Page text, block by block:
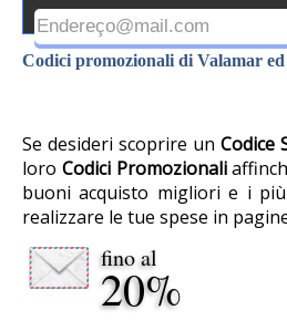
Se desideri scoprire un Codice
loro Codici Promozionali
buoni acquisto migliori e i
realizzare le tue spese in
Codici promozionali di Valamar
fino al
20%